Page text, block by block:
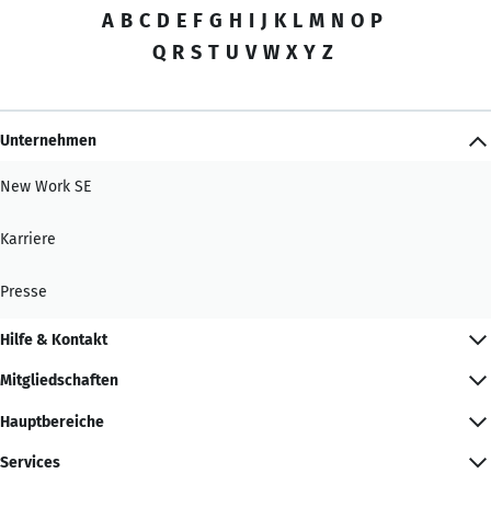
A B C D E F G H I J K L M N O P
Q R S T U V W X Y Z
Unternehmen
New Work SE
Karriere
Presse
Hilfe & Kontakt
Mitgliedschaften
Hauptbereiche
Services